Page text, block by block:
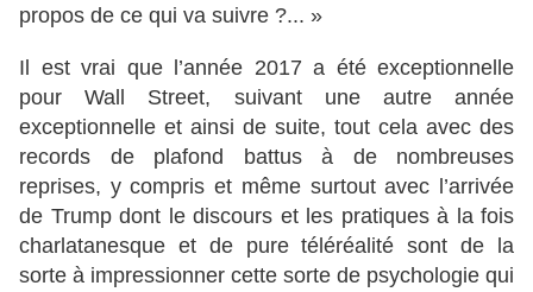
propos de ce qui va suivre ?... »
Il est vrai que l’année 2017 a été exceptionnelle
pour Wall Street, suivant une autre année
exceptionnelle et ainsi de suite, tout cela avec des
records de plafond battus à de nombreuses
reprises, y compris et même surtout avec l’arrivée
de Trump dont le discours et les pratiques à la fois
charlatanesque et de pure téléréalité sont de la
sorte à impressionner cette sorte de psychologie qui